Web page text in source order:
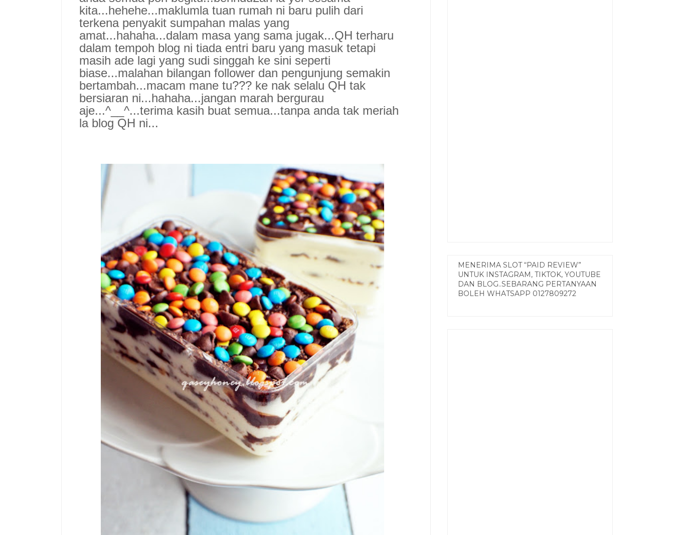
kita...hehehe...maklumla tuan rumah ni baru pulih dari
terkena penyakit sumpahan malas yang
amat...hahaha...dalam masa yang sama jugak...QH terharu
dalam tempoh blog ni tiada entri baru yang masuk tetapi
masih ade lagi yang sudi singgah ke sini seperti
biase...malahan bilangan follower dan pengunjung semakin
bertambah...macam mane tu??? ke nak selalu QH tak
bersiaran ni...hahaha...jangan marah bergurau
aje...^__^...terima kasih buat semua...tanpa anda tak meriah
la blog QH ni...
MENERIMA SLOT “PAID REVIEW”
UNTUK INSTAGRAM, TIKTOK, YOUTUBE
DAN BLOG..SEBARANG PERTANYAAN
BOLEH WHATSAPP 0127809272